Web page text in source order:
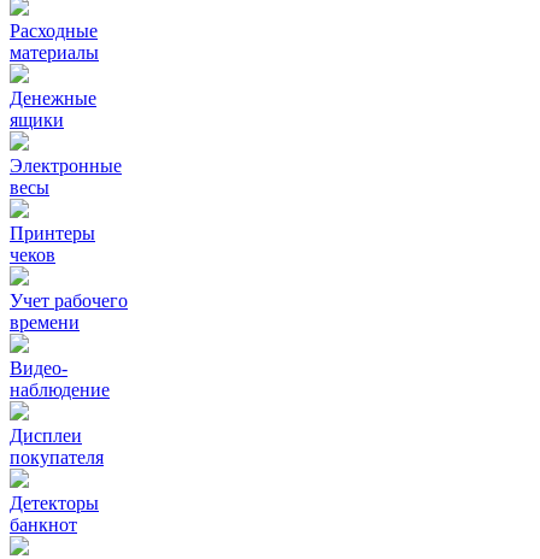
Расходные
материалы
Денежные
ящики
Электронные
весы
Принтеры
чеков
Учет рабочего
времени
Видео‑
наблюдение
Дисплеи
покупателя
Детекторы
банкнот